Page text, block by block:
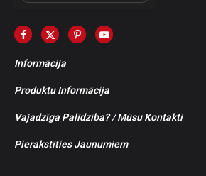
Informācija
Produktu Informācija
Vajadzīga Palīdzība? / Mūsu Kontakti
Pierakstīties Jaunumiem